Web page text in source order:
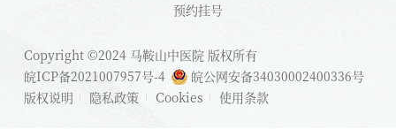
预约挂号
Copyright ©2024 马鞍山中医院 版权所有
皖ICP备2021007957号-4
皖公网安备34030002400336号
版权说明
隐私政策 Cookies 使用条款